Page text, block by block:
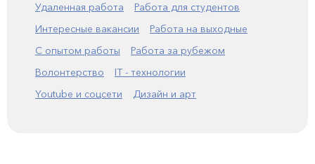
Удаленная работа
Работа для студентов
Интересные вакансии
Работа на выходные
С опытом работы
Работа за рубежом
Волонтерство
IT - технологии
Youtube и соцсети
Дизайн и арт